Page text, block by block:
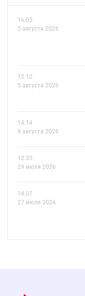
16.05
5 августа 2026
12.12
5 августа 2026
14.14
4 августа 2026
12.35
29 июля 2026
14.07
27 июля 2026